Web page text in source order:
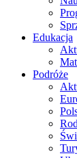
Edukacja
Podróże